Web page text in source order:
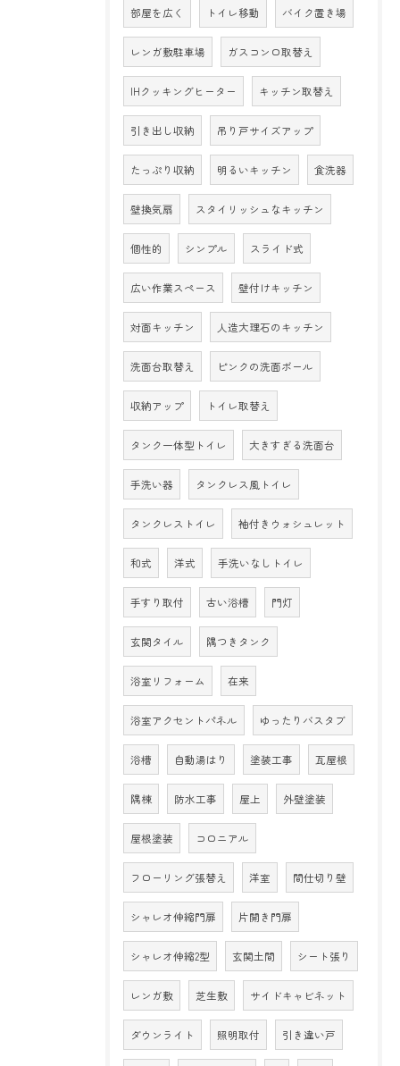
部屋を広く トイレ移動 バイク置き場
レンガ敷駐車場 ガスコンロ取替え
IHクッキングヒーター キッチン取替え
引き出し収納 吊り戸サイズアップ
たっぷり収納 明るいキッチン 食洗器
壁換気扇 スタイリッシュなキッチン
個性的 シンプル スライド式
広い作業スペース 壁付けキッチン
対面キッチン 人造大理石のキッチン
洗面台取替え ピンクの洗面ボール
収納アップ トイレ取替え
タンク一体型トイレ 大きすぎる洗面台
手洗い器 タンクレス風トイレ
タンクレストイレ 袖付きウォシュレット
和式 洋式 手洗いなしトイレ
手すり取付 古い浴槽 門灯
玄関タイル 隅つきタンク
浴室リフォーム 在来
浴室アクセントパネル ゆったりバスタブ
浴槽 自動湯はり 塗装工事 瓦屋根
隅棟 防水工事 屋上 外壁塗装
屋根塗装 コロニアル
フローリング張替え 洋室 間仕切り壁
シャレオ伸縮門扉 片開き門扉
シャレオ伸縮2型 玄関土間 シート張り
レンガ敷 芝生敷 サイドキャビネット
ダウンライト 照明取付 引き違い戸